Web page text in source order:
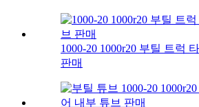
1000-20 1000r20 부틸 트럭
판매